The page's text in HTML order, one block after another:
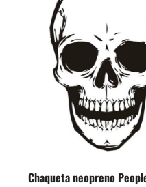
Chaqueta neopreno